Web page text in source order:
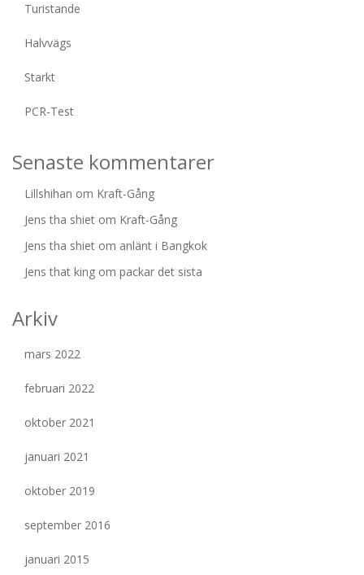
Turistande
Halvvägs
Starkt
PCR-Test
Senaste kommentarer
Lillshihan om Kraft-Gång
Jens tha shiet om Kraft-Gång
Jens tha shiet om anlänt i Bangkok
Jens that king om packar det sista
Arkiv
mars 2022
februari 2022
oktober 2021
januari 2021
oktober 2019
september 2016
januari 2015